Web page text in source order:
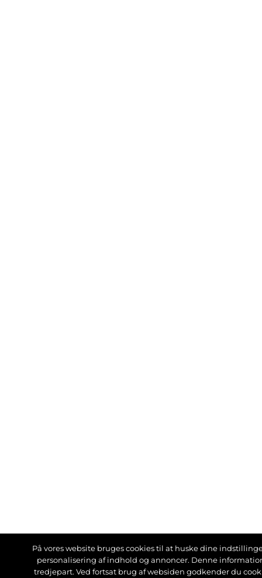
På vores website bruges cookies til at huske dine
personalisering af indhold og annoncer. Denne
tredjepart. Ved fortsat brug af websiden godkender du